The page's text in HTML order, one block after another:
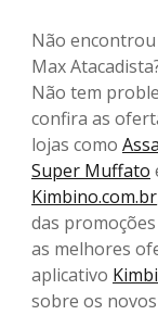
Não
Max
Não tem
confira as
lojas como
Super Muffato
Kimbino.com.br
das
as melhores
aplicativo
sobre os